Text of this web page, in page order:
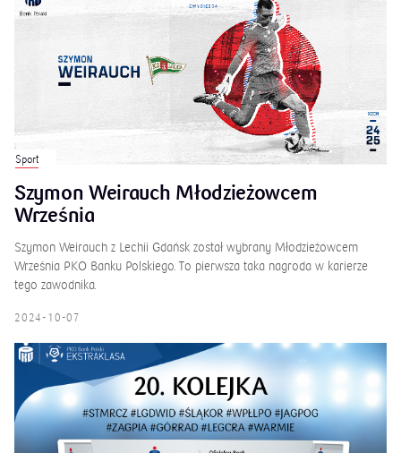
Sport
Szymon Weirauch Młodzieżowcem
Września
Szymon Weirauch z Lechii Gdańsk został wybrany Młodzieżowcem
Września PKO Banku Polskiego. To pierwsza taka nagroda w karierze
tego zawodnika.
2024-10-07